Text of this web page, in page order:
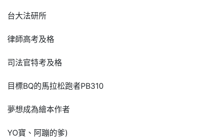
台大法研所
律師高考及格
司法官特考及格
目標BQ的馬拉松跑者PB310
夢想成為繪本作者
YO寶、阿蹦的爹)